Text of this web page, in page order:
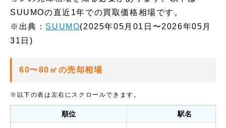
SUUMOの直近1年での買取価格相場です。
※出典： SUUMO(2025年05月01日〜2026年05月
31日)
60〜80㎡の売却相場
※以下の表は左右にスクロールできます。
順位 駅名